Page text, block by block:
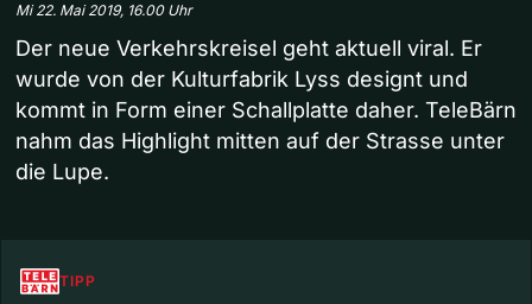
Mi 22. Mai 2019, 16.00 Uhr
Der neue Verkehrskreisel geht aktuell viral. Er
wurde von der Kulturfabrik Lyss designt und
kommt in Form einer Schallplatte daher. TeleBärn
nahm das Highlight mitten auf der Strasse unter
die Lupe.
TIPP